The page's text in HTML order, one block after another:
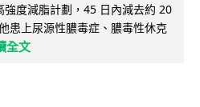
度減脂計劃，45 日內減去約 20
患上尿源性膿毒症、膿毒性休克
全文